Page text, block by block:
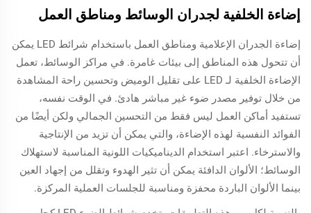
إضاءة الخلفية لجدران الوسائط ومناطق العمل
إضاءة الجدران الإعلامية ومناطق العمل باستخدام شرائط LED يمكن
أن تتحول هذه المناطق إلى بيئات غامرة. في مراكز الوسائط، تعمل
الإضاءة الخلفية لـ LED على تقليل الوميض وتحسين راحة المشاهدة
من خلال توفير مصدر ضوء غير مباشر هادئ. في الوقت نفسه،
تستفيد أماكن العمل ليس فقط من التحسين الجمالي ولكن أيضًا من
الفوائد النفسية لهذه الإضاءة، والتي يمكن أن تزيد من الإنتاجية
والاسترخاء. اعتبر استخدام الديناميكيات اللونية المناسبة لاستهلاك
الوسائط؛ الألوان الدافئة يمكن أن تثير الهدوء وتقلل من إجهاد العين
بينما الألوان الباردة محفزة ومناسبة للجلسات العملية المركزة.